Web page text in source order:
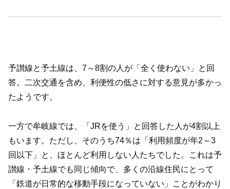
予讃線と予土線は、7～8割の人が「全く使わない」と回
答。二次交通を含め、利便性の低さに対する意見が多かっ
たようです。
一方で牟岐線では、「JRを使う」と回答した人が4割以上
もいます。ただし、そのうち74％は「利用頻度が年2～3
回以下」と、ほとんど利用しない人たちでした。これは予
讃線・予土線でも同じ傾向で、多くの沿線住民にとって
「鉄道が日常的な移動手段になっていない」ことがわかり